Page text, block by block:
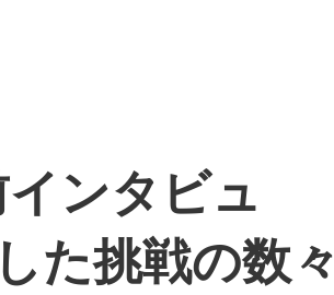
ンタビュ
た挑戦の数々